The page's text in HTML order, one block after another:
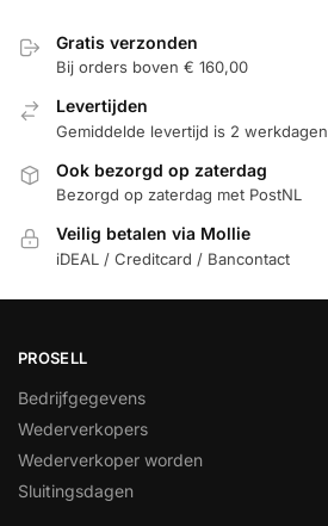
Gratis verzonden
Bij orders boven € 160,00
Levertijden
Gemiddelde levertijd is 2 werkdagen
Ook bezorgd op zaterdag
Bezorgd op zaterdag met PostNL
Veilig betalen via Mollie
iDEAL / Creditcard / Bancontact
PROSELL
Bedrijfgegevens
Wederverkopers
Wederverkoper worden
Sluitingsdagen